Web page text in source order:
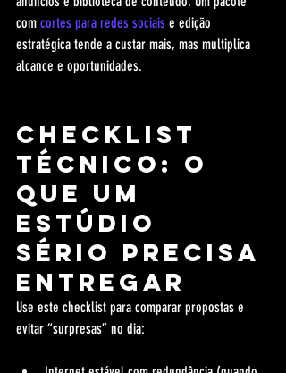
com cortes para redes sociais e edição
estratégica tende a custar mais, mas multiplica
alcance e oportunidades.
Checklist
técnico: o
que um
estúdio
sério precisa
entregar
Use este checklist para comparar propostas e
evitar “surpresas” no dia: